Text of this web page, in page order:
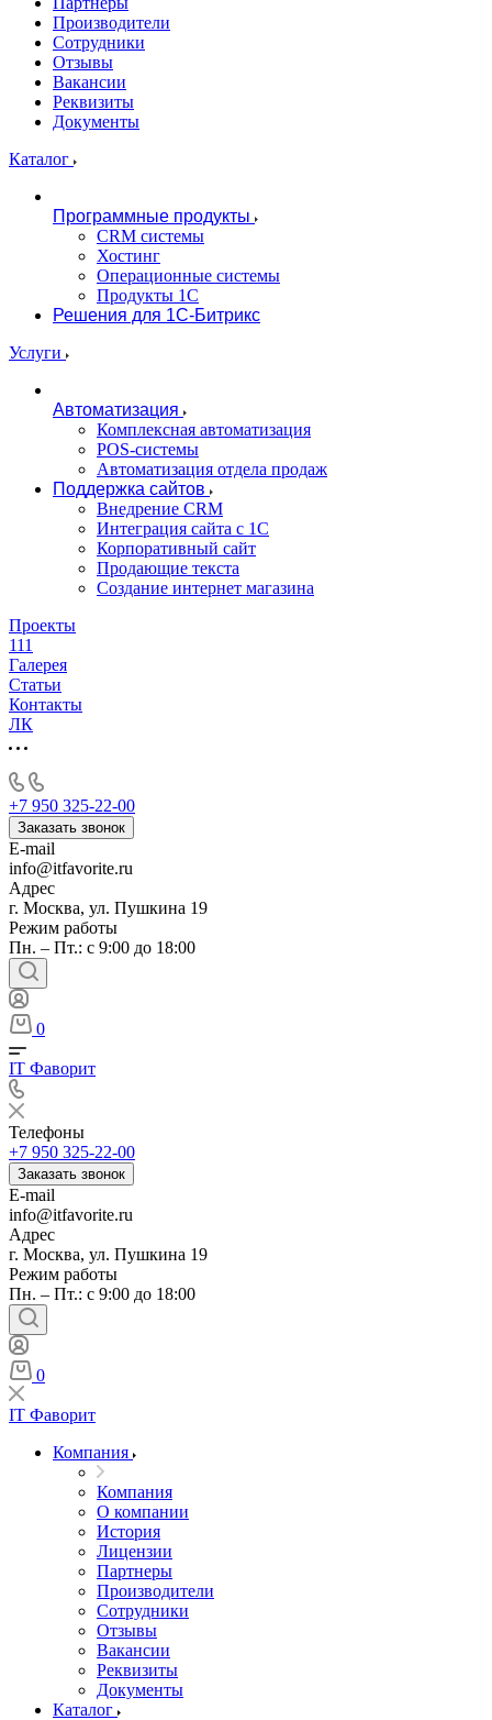
Производители
Сотрудники
Отзывы
Вакансии
Реквизиты
Документы
Каталог
Программные продукты
CRM системы
Хостинг
Операционные системы
Продукты 1С
Решения для 1С-Битрикс
Услуги
Автоматизация
Комплексная автоматизация
POS-системы
Автоматизация отдела продаж
Поддержка сайтов
Внедрение CRM
Интеграция сайта с 1С
Корпоративный сайт
Продающие текста
Создание интернет магазина
Проекты
111
Галерея
Статьи
Контакты
ЛК
+7 950 325-22-00
Заказать звонок
E-mail
info@itfavorite.ru
Адрес
г. Москва, ул. Пушкина 19
Режим работы
Пн. – Пт.: с 9:00 до 18:00
0
IT Фаворит
Телефоны
+7 950 325-22-00
Заказать звонок
E-mail
info@itfavorite.ru
Адрес
г. Москва, ул. Пушкина 19
Режим работы
Пн. – Пт.: с 9:00 до 18:00
0
IT Фаворит
Компания
Компания
О компании
История
Лицензии
Партнеры
Производители
Сотрудники
Отзывы
Вакансии
Реквизиты
Документы
Каталог